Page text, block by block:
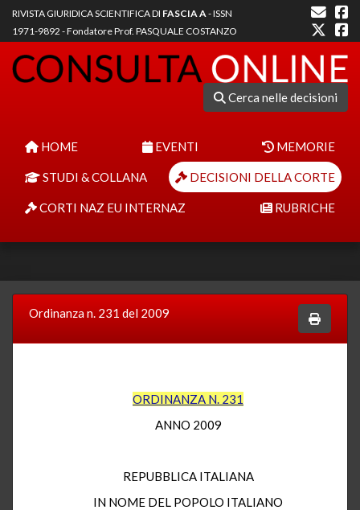
RIVISTA GIURIDICA SCIENTIFICA DI FASCIA A- ISSN
1971-9892 - Fondatore Prof. PASQUALE COSTANZO
Cerca nelle decisioni
HOME EVENTI MEMORIE
STUDI & COLLANA DECISIONI DELLA CORTE
CORTI NAZ EU INTERNAZ RUBRICHE
Ordinanza n. 231 del 2009
ORDINANZA N. 231
ANNO 2009
REPUBBLICA ITALIANA
IN NOME DEL POPOLO ITALIANO